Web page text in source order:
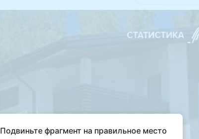
Подвиньте фрагмент на правильное место